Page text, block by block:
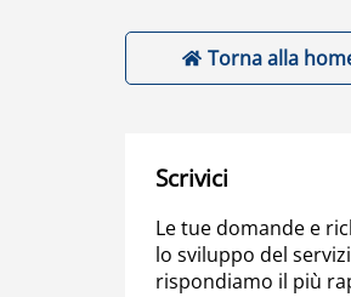
Torna alla
Scrivici
Le tue domande e
lo sviluppo del
rispondiamo il più